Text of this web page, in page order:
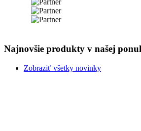
Najnovšie produkty v našej
Zobraziť všetky novinky